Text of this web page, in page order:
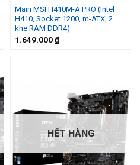
Main MSI H410M-A PRO (Intel
H410, Socket 1200, m-ATX, 2
khe RAM DDR4)
1.649.000₫
HẾT HÀNG